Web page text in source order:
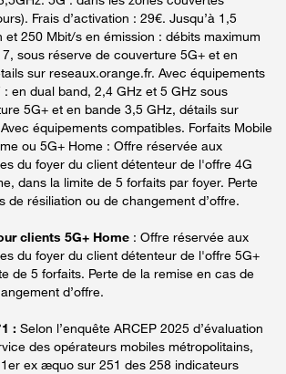
Frais d’activation : 29€. Jusqu’à 1,5
et 250 Mbit/s en émission : débits maximum
sous réserve de couverture 5G+ et en
sur reseaux.orange.fr. Avec équipements
en dual band, 2,4 GHz et 5 GHz sous
5G+ et en bande 3,5 GHz, détails sur
équipements compatibles. Forfaits Mobile
ou 5G+ Home : Offre réservée aux
du foyer du client détenteur de l'offre 4G
dans la limite de 5 forfaits par foyer. Perte
de résiliation ou de changement d’offre.
clients 5G+ Home : Offre réservée aux
du foyer du client détenteur de l'offre 5G+
de 5 forfaits. Perte de la remise en cas de
d’offre.
: Selon l’enquête ARCEP 2025 d’évaluation
des opérateurs mobiles métropolitains,
ex æquo sur 251 des 258 indicateurs